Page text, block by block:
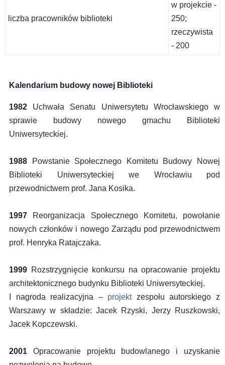
liczba pracowników biblioteki
w projekcie -
250;
rzeczywista
- 200
Kalendarium budowy nowej Biblioteki
1982 Uchwała Senatu Uniwersytetu Wrocławskiego w
sprawie budowy nowego gmachu Biblioteki
Uniwersyteckiej.
1988 Powstanie Społecznego Komitetu Budowy Nowej
Biblioteki Uniwersyteckiej we Wrocławiu pod
przewodnictwem prof. Jana Kosika.
1997 Reorganizacja Społecznego Komitetu, powołanie
nowych członków i nowego Zarządu pod przewodnictwem
prof. Henryka Ratajczaka.
1999 Rozstrzygnięcie konkursu na opracowanie projektu
architektonicznego budynku Biblioteki Uniwersyteckiej.
I nagroda realizacyjna – projektzespołu autorskiego z
Warszawy w składzie: Jacek Rzyski, Jerzy Ruszkowski,
Jacek Kopczewski.
2001 Opracowanie projektu budowlanego i uzyskanie